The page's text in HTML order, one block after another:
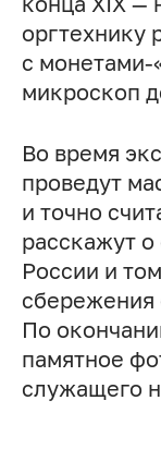
оргтехнику
с монетами-
микроскоп
Во время
проведут
и точно
расскажут
России и
По
памятное
служащего